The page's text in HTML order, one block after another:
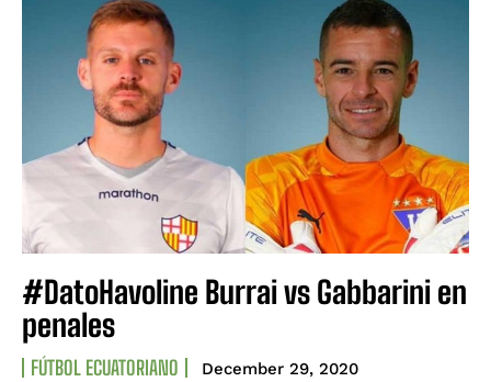
#DatoHavoline Burrai vs Gabbarini en
penales
FÚTBOL ECUATORIANO December 29, 2020